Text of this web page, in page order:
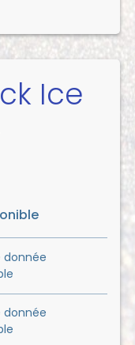
Ice
donnée
donnée